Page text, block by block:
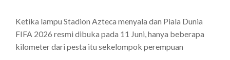
Ketika lampu Stadion Azteca menyala dan Piala Dunia
FIFA 2026 resmi dibuka pada 11 Juni, hanya beberapa
kilometer dari pesta itu sekelompok perempuan